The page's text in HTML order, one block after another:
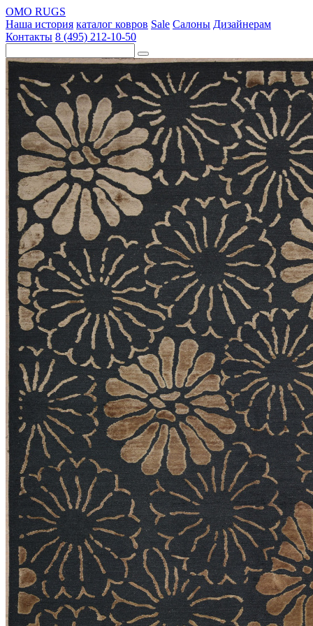
OMO RUGS
Наша история каталог ковров Sale Салоны Дизайнерам
Контакты 8 (495) 212-10-50